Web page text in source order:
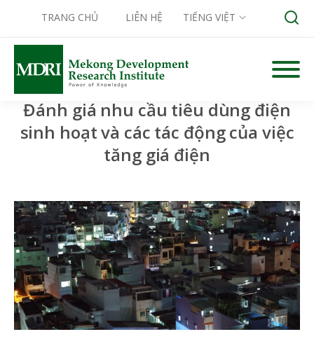
Skip
content
TRANG CHỦ LIÊN HỆ TIẾNG VIỆT
Đánh giá nhu cầu tiêu dùng điện
sinh hoạt và các tác động của việc
tăng giá điện